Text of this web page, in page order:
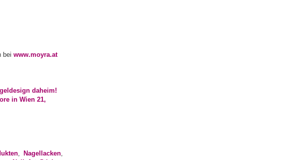
bei www.moyra.at
, Nagellacken,